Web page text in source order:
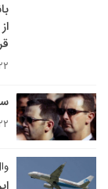
۲۲
۲۲